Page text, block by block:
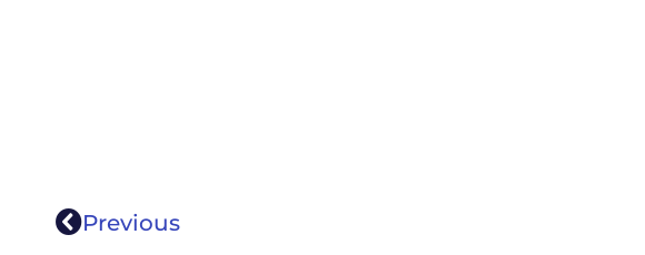
Previous